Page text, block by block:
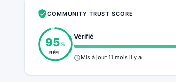
COMMUNITY TRUST SCORE
95%
RÉEL
Vérifié
Mis à jour 11 mois il y a